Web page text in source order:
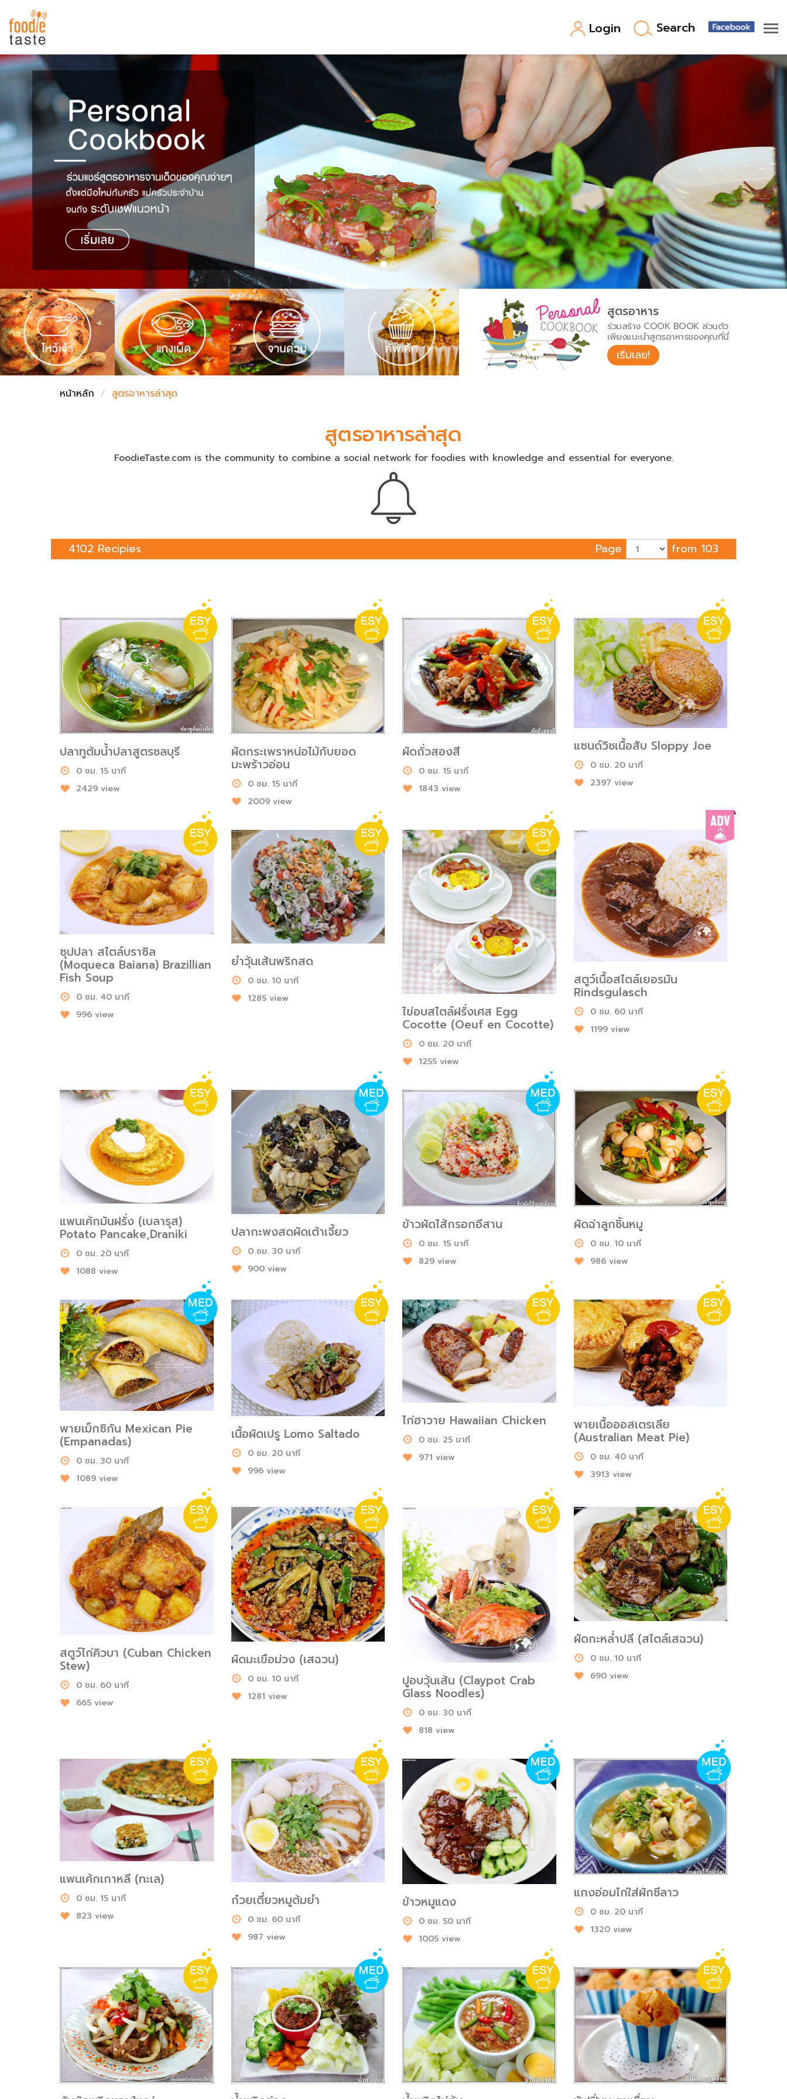
Login Search
สูตรอาหาร
สูตรอาหารล่าสุด
Top Foodie
พาไปชิม
สารพันก้นครัว
เคล็ดลับน่ารู้
เปรียบเทียบหน่วยการตวง
เปรียบเทียบอุณหภูมิ
เปรียบเทียบน้ำหนักวัตถุดิบ
ชั่งตวงเนย
FoodPedia
สร้าง Cookbook
สูตรอาหาร
ร่วมสร้าง COOK BOOK ส่วนตัว
เพียงแนะนำสูตรอาหารของคุณที่นี่
เริ่มเลย!
หน้าหลัก สูตรอาหารล่าสุด
สูตรอาหารล่าสุด
FoodieTaste.com is the community to combine a social network for foodies with knowledge and essential for everyone.
4102 Recipies Page from 103
ปลาทูต้มน้ำปลาสูตรชลบุรี
0 ชม. 15 นาที
2429 view
ผัดกระเพราหน่อไม้กับยอด
มะพร้าวอ่อน
0 ชม. 15 นาที
2009 view
ผัดถั่วสองสี
0 ชม. 15 นาที
1843 view
แซนด์วิชเนื้อสับ Sloppy Joe
0 ชม. 20 นาที
2397 view
ซุปปลา สไตล์บราซิล
(Moqueca Baiana) Brazillian
Fish Soup
0 ชม. 40 นาที
996 view
ยำวุ้นเส้นพริกสด
0 ชม. 10 นาที
1285 view
ไข่อบสไตล์ฝรั่งเศส Egg
Cocotte (Oeuf en Cocotte)
0 ชม. 20 นาที
1255 view
สตูว์เนื้อสไตล์เยอรมัน
Rindsgulasch
0 ชม. 60 นาที
1199 view
แพนเค้กมันฝรั่ง (เบลารุส)
Potato Pancake,Draniki
0 ชม. 20 นาที
1088 view
ปลากะพงสดผัดเต้าเจี้ยว
0 ชม. 30 นาที
900 view
ข้าวผัดไส้กรอกอีสาน
0 ชม. 15 นาที
829 view
ผัดฉ่าลูกชิ้นหมู
0 ชม. 10 นาที
986 view
พายเม็กซิกัน Mexican Pie
(Empanadas)
0 ชม. 30 นาที
1089 view
เนื้อผัดเปรู Lomo Saltado
0 ชม. 20 นาที
996 view
ไก่ฮาวาย Hawaiian Chicken
0 ชม. 25 นาที
971 view
พายเนื้อออสเตรเลีย
(Australian Meat Pie)
0 ชม. 40 นาที
3913 view
สตูว์ไก่คิวบา (Cuban Chicken
Stew)
0 ชม. 60 นาที
665 view
ผัดมะเขือม่วง (เสฉวน)
0 ชม. 10 นาที
1281 view
ปูอบวุ้นเส้น (Claypot Crab
Glass Noodles)
0 ชม. 30 นาที
818 view
ผัดกะหล่ำปลี (สไตล์เสฉวน)
0 ชม. 10 นาที
690 view
แพนเค้กเกาหลี (ทะเล)
0 ชม. 15 นาที
823 view
ก๋วยเตี๋ยวหมูต้มยำ
0 ชม. 60 นาที
987 view
ข้าวหมูแดง
0 ชม. 50 นาที
1005 view
แกงอ่อมไก่ใส่ผักชีลาว
0 ชม. 20 นาที
1320 view